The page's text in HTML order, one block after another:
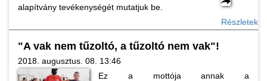
alapítvány tevékenységét mutatjuk be.
Részletek
"A vak nem tűzoltó, a tűzoltó nem vak"!
2018. augusztus. 08. 13:46
Ez a mottója annak a